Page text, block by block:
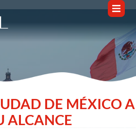
DE MÉXICO A
ALCANCE